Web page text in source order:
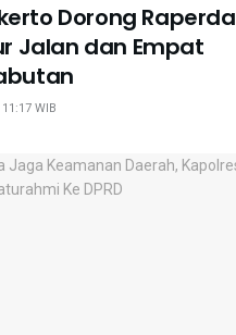
Dorong Raperda
Jalan dan Empat
WIB